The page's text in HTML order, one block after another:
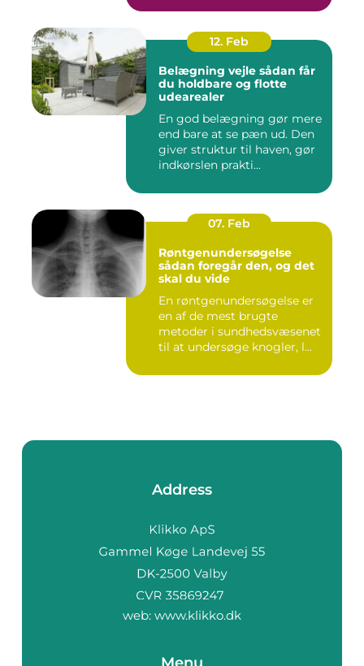
12. Feb
Belægning vejle sådan får
du holdbare og flotte
udearealer
En god belægning gør mere
end bare at se pæn ud. Den
giver struktur til haven, gør
indkørslen prakti...
07. Feb
Røntgenundersøgelse
sådan foregår den, og det
skal du vide
En røntgenundersøgelse er
en af de mest brugte
metoder i sundhedsvæsenet
til at undersøge knogler, l...
Address
web: www.klikko.dk